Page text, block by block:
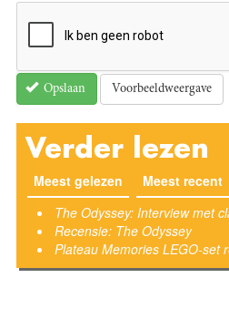
Opslaan Voorbeeldweergave
Verder lezen
Meest gelezen Meest recent
The Odyssey: Interview met
Recensie: The Odyssey
Plateau Memories LEGO-set